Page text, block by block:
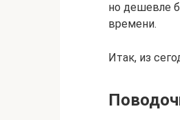
но дешевле
времени.
Итак, из